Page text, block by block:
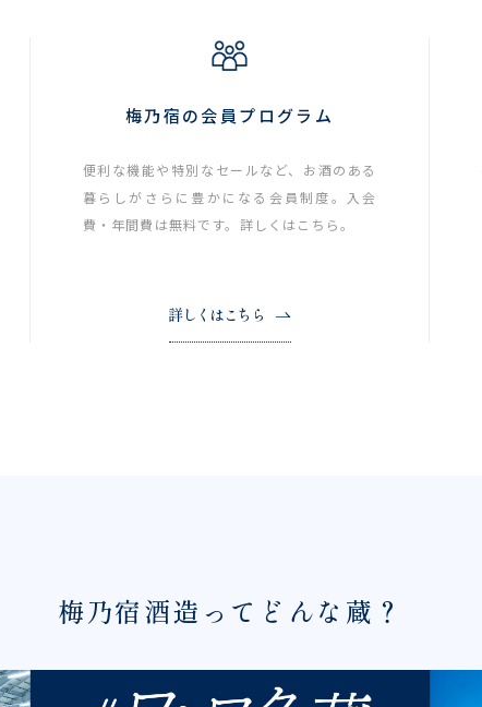
梅乃宿の会員プログラム
便利な機能や特別なセールなど、お酒のある
暮らしがさらに豊かになる会員制度。入会
費・年間費は無料です。詳しくはこちら。
詳しくはこちら
梅乃宿酒造ってどんな蔵？